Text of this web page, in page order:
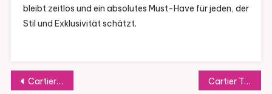
bleibt zeitlos und ein absolutes Must-Have für jeden, der
Stil und Exklusivität schätzt.
Beitragsnavigation
Cartier 1895 Kollektion Der zeitlose Klassiker und Symbol der lebenslangen Verbundenheit Cartier Tonneau Uhr Eine Zeitlose Meisterleistung der Uhrmacherkunst seit 1906